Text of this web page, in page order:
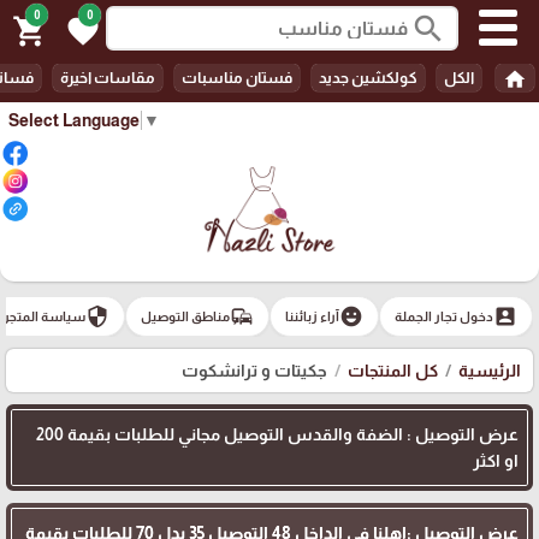
Select Language ▼
search
0
favorite
0
shopping_cart
home الكل كولكشين جديد فستان مناسبات مقاسات اخيرة
account_boxدخول تجار الجملة emoji_emotionsآراء زبائننا commuteمناطق التوصيل securityسياسة المتجر
الرئيسية كل المنتجات جكيتات و ترانشكوت
عرض التوصيل : الضفة والقدس التوصيل مجاني للطلبات بقيمة 200
او اكثر
عرض التوصيل :اهلنا في الداخل 48 التوصيل 35 بدل 70 للطلبات بقيمة